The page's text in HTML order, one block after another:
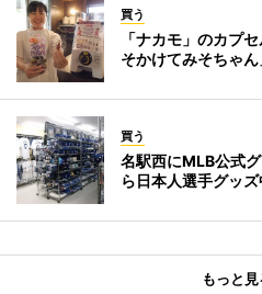
買う
「ナカモ」のカプ
そかけてみそちゃん
買う
名駅西にMLB公式
ら日本人選手グッ
もっと見